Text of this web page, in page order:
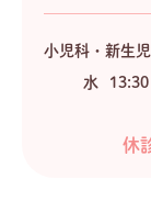
小児科・新生
水
休